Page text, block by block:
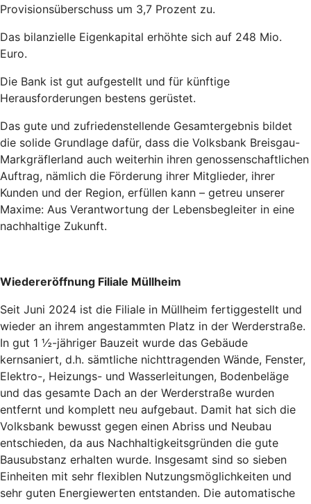
Provisionsüberschuss um 3,7 Prozent zu.
Das bilanzielle Eigenkapital erhöhte sich auf 248 Mio.
Euro.
Die Bank ist gut aufgestellt und für künftige
Herausforderungen bestens gerüstet.
Das gute und zufriedenstellende Gesamtergebnis bildet
die solide Grundlage dafür, dass die Volksbank Breisgau-
Markgräflerland auch weiterhin ihren genossenschaftlichen
Auftrag, nämlich die Förderung ihrer Mitglieder, ihrer
Kunden und der Region, erfüllen kann – getreu unserer
Maxime: Aus Verantwortung der Lebensbegleiter in eine
nachhaltige Zukunft.
Wiedereröffnung Filiale Müllheim
Seit Juni 2024 ist die Filiale in Müllheim fertiggestellt und
wieder an ihrem angestammten Platz in der Werderstraße.
In gut 1 ½-jähriger Bauzeit wurde das Gebäude
kernsaniert, d.h. sämtliche nichttragenden Wände, Fenster,
Elektro-, Heizungs- und Wasserleitungen, Bodenbeläge
und das gesamte Dach an der Werderstraße wurden
entfernt und komplett neu aufgebaut. Damit hat sich die
Volksbank bewusst gegen einen Abriss und Neubau
entschieden, da aus Nachhaltigkeitsgründen die gute
Bausubstanz erhalten wurde. Insgesamt sind so sieben
Einheiten mit sehr flexiblen Nutzungsmöglichkeiten und
sehr guten Energiewerten entstanden. Die automatische